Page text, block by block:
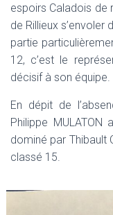
espoirs Caladois de
de Rillieux
partie
12, c’est le
décisif à son équipe.
En dépit de
Philippe
dominé par Thibault
classé 15.